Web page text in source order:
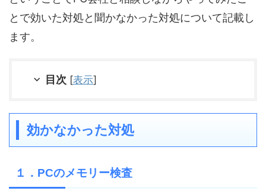
とで効いた対処と聞かなかった対処について記載し
ます。
目次 [表示]
効かなかった対処
１．PCのメモリー検査